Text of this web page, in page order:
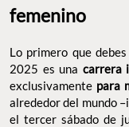
femenino
Lo primero que
2025 es una carrera
exclusivamente para
alrededor del mundo
el tercer sábado de